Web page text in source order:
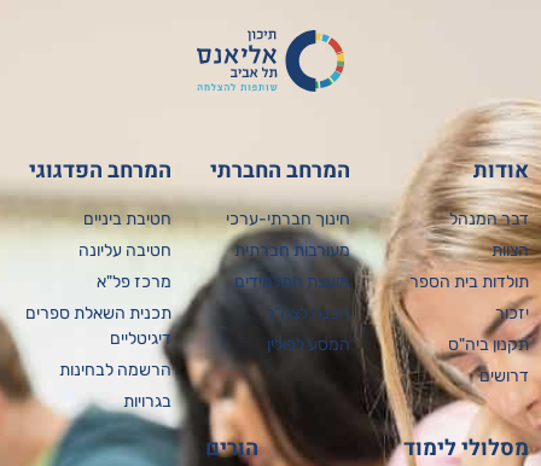
אודות
דבר המנהל
הצוות
תולדות בית הספר
יזכור
תקנון ביה"ס
דרושים
המרחב החברתי
חינוך חברתי-ערכי
מעורבות חברתית
מועצת התלמידים
הכנה לצה"ל
המסע לפולין
המרחב הפדגוגי
חטיבת ביניים
חטיבה עליונה
מרכז פל"א
תכנית השאלת ספרים
דיגיטליים
הרשמה לבחינות
בגרויות
מסלולי לימוד
הורים